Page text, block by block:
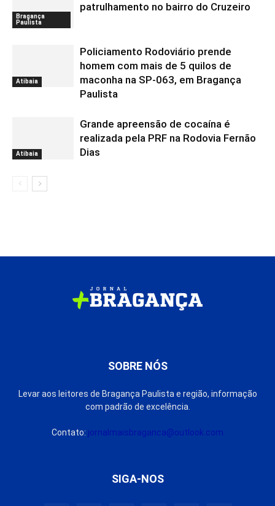
Bragança
Paulista
patrulhamento no bairro do Cruzeiro
Atibaia
Policiamento Rodoviário prende
homem com mais de 5 quilos de
maconha na SP-063, em Bragança
Paulista
Atibaia
Grande apreensão de cocaína é
realizada pela PRF na Rodovia Fernão
Dias
SOBRE NÓS
Levar aos leitores de Bragança Paulista e região, informação
com padrão de excelência.
Contato: jornalmaisbraganca@outlook.com
SIGA-NOS